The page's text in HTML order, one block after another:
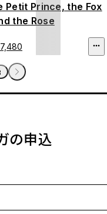
Petit Prince, the Fox
the Rose
の申込